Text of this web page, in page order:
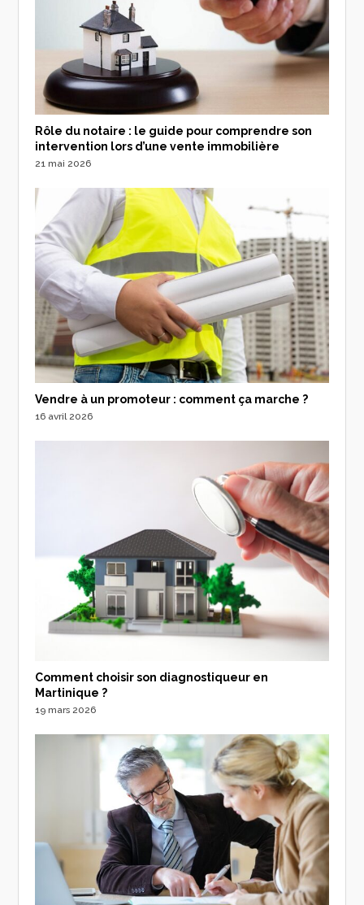
Rôle du notaire : le guide pour comprendre son
intervention lors d’une vente immobilière
21 mai 2026
Vendre à un promoteur : comment ça marche ?
16 avril 2026
Comment choisir son diagnostiqueur en
Martinique ?
19 mars 2026